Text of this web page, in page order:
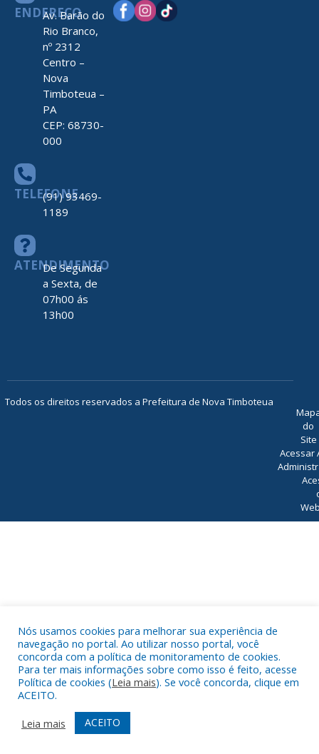
ENDEREÇO
Av. Barão do
Rio Branco,
nº 2312
Centro –
Nova
Timboteua –
PA
CEP: 68730-
000
TELEFONE
(91) 93469-
1189
ATENDIMENTO
De Segunda
a Sexta, de
07h00 ás
13h00
Todos os direitos reservados a Prefeitura de Nova Timboteua
do
Site
Acessar
Nós usamos cookies para melhorar sua experiência de
navegação no portal. Ao utilizar nosso portal, você
concorda com a política de monitoramento de cookies.
Para ter mais informações sobre como isso é feito, acesse
Política de cookies (Leia mais). Se você concorda, clique em
ACEITO.
Leia mais
ACEITO